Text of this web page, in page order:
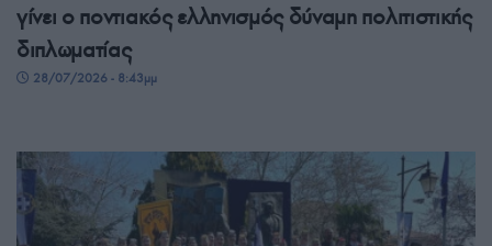
γίνει ο ποντιακός ελληνισμός δύναμη πολιτιστικής
διπλωματίας
28/07/2026 - 8:43μμ